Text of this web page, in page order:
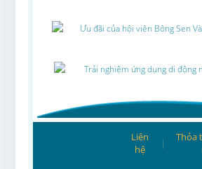
Ưu đãi của hội viên Bông Sen
Trải nghiệm ứng dụng di động
Liên
hệ
|
Thỏa